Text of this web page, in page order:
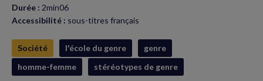
Durée : 2min06
Accessibilité : sous-titres français
Société l'école du genre
genre
homme-femme
stéréotypes de genre